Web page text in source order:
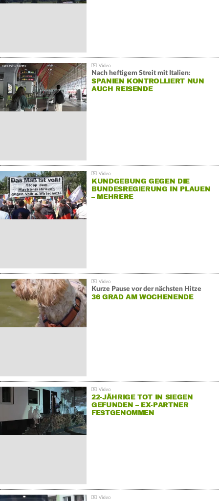
Nach heftigem Streit mit Italien:
SPANIEN KONTROLLIERT NUN
AUCH REISENDE
KUNDGEBUNG GEGEN DIE
BUNDESREGIERUNG IN PLAUEN
– MEHRERE
Kurze Pause vor der nächsten Hitze
36 GRAD AM WOCHENENDE
22-JÄHRIGE TOT IN SIEGEN
GEFUNDEN – EX-PARTNER
FESTGENOMMEN